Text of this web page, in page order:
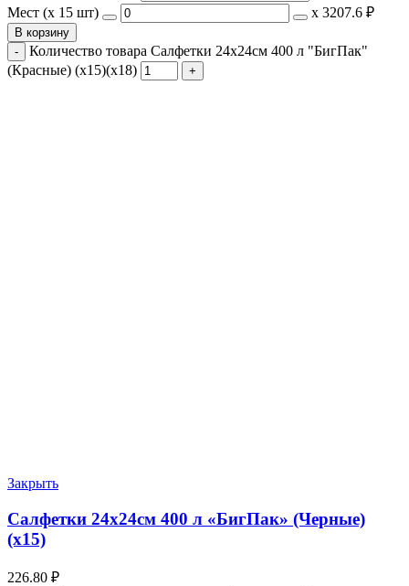
Мест (x 15 шт) х 3207.6 ₽
В корзину
Количество товара Салфетки 24х24см 400 л "БигПак"
(Красные) (х15)(х18)
Закрыть
Салфетки 24х24см 400 л «БигПак» (Черные)
(х15)
226.80 ₽